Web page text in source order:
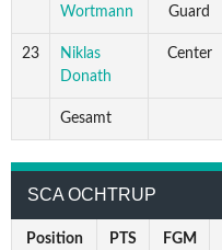
Wortmann
Guard
23
Niklas
Donath
Center
Gesamt
SCA OCHTRUP
Position PTS FGM